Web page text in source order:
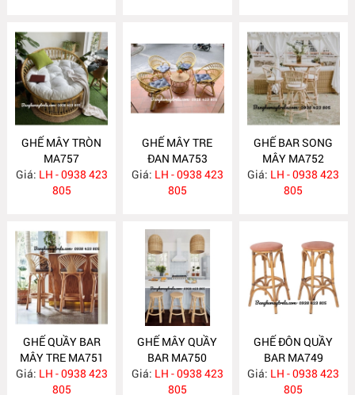
GHẾ MÂY TRÒN
MA757
Giá: LH - 0938 423
805
GHẾ MÂY TRE
ĐAN MA753
Giá: LH - 0938 423
805
GHẾ BAR SONG
MÂY MA752
Giá: LH - 0938 423
805
GHẾ QUẦY BAR
MÂY TRE MA751
Giá: LH - 0938 423
805
GHẾ MÂY QUẦY
BAR MA750
Giá: LH - 0938 423
805
GHẾ ĐÔN QUẦY
BAR MA749
Giá: LH - 0938 423
805